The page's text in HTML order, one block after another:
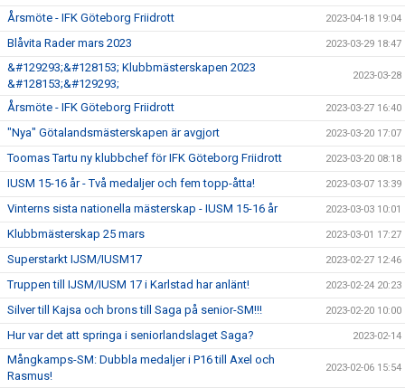
Årsmöte - IFK Göteborg Friidrott 2023-04-18 19:04
Blåvita Rader mars 2023 2023-03-29 18:47
&#129293;&#128153; Klubbmästerskapen 2023
&#128153;&#129293;
2023-03-28
Årsmöte - IFK Göteborg Friidrott 2023-03-27 16:40
"Nya" Götalandsmästerskapen är avgjort 2023-03-20 17:07
Toomas Tartu ny klubbchef för IFK Göteborg Friidrott 2023-03-20 08:18
IUSM 15-16 år - Två medaljer och fem topp-åtta! 2023-03-07 13:39
Vinterns sista nationella mästerskap - IUSM 15-16 år 2023-03-03 10:01
Klubbmästerskap 25 mars 2023-03-01 17:27
Superstarkt IJSM/IUSM17 2023-02-27 12:46
Truppen till IJSM/IUSM 17 i Karlstad har anlänt! 2023-02-24 20:23
Silver till Kajsa och brons till Saga på senior-SM!!! 2023-02-20 10:00
Hur var det att springa i seniorlandslaget Saga? 2023-02-14
Mångkamps-SM: Dubbla medaljer i P16 till Axel och
Rasmus!
2023-02-06 15:54